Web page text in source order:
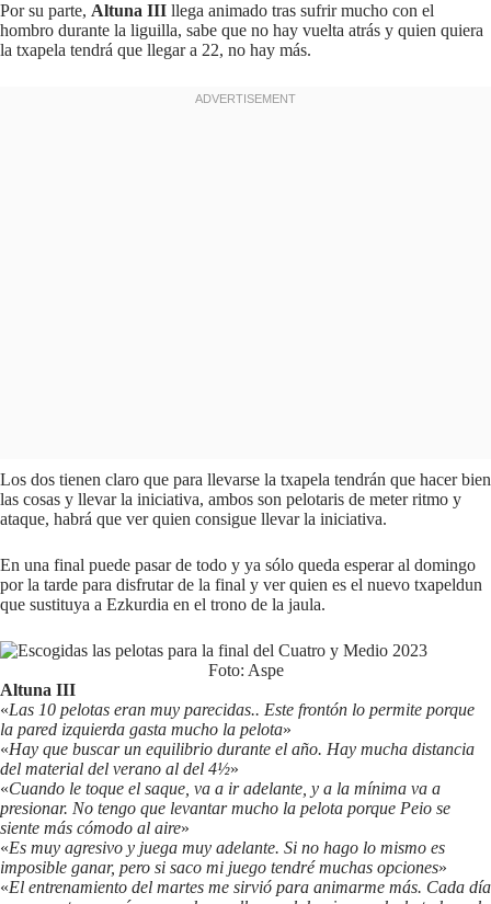
Por su parte, Altuna III llega animado tras sufrir mucho con el
hombro durante la liguilla, sabe que no hay vuelta atrás y quien quiera
la txapela tendrá que llegar a 22, no hay más.
Los dos tienen claro que para llevarse la txapela tendrán que hacer bien
las cosas y llevar la iniciativa, ambos son pelotaris de meter ritmo y
ataque, habrá que ver quien consigue llevar la iniciativa.
En una final puede pasar de todo y ya sólo queda esperar al domingo
por la tarde para disfrutar de la final y ver quien es el nuevo txapeldun
que sustituya a Ezkurdia en el trono de la jaula.
Foto: Aspe
Altuna III
«Las 10 pelotas eran muy parecidas.. Este frontón lo permite porque
la pared izquierda gasta mucho la pelota»
«Hay que buscar un equilibrio durante el año. Hay mucha distancia
del material del verano al del 4½»
«Cuando le toque el saque, va a ir adelante, y a la mínima va a
presionar. No tengo que levantar mucho la pelota porque Peio se
siente más cómodo al aire»
«Es muy agresivo y juega muy adelante. Si no hago lo mismo es
imposible ganar, pero si saco mi juego tendré muchas opciones»
«El entrenamiento del martes me sirvió para animarme más. Cada día